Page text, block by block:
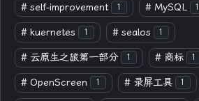
# self-improvement 1 # MySQL 1
# kuernetes 1 # sealos 1
# 云原生之旅第一部分 1 # 商标 1
# OpenScreen 1 # 录屏工具 1